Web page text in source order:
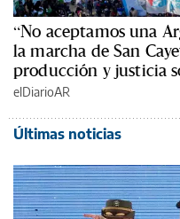
“No aceptamos una
la marcha de San
producción y justicia
elDiarioAR
Últimas noticias